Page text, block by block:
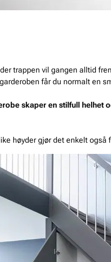
trappen vil gangen alltid
får du normalt en
skaper en stilfull helhet
høyder gjør det enkelt